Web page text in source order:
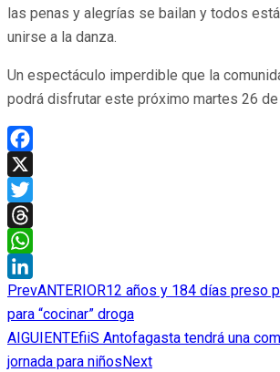
las penas y alegrías se bailan y todos
unirse a la danza.
Un espectáculo imperdible que la
podrá disfrutar este próximo martes 26
Facebook
X
Twitter
Threads
WhatsApp
LinkedIn
PrevANTERIOR12 años y 184 días preso
para “cocinar” droga
AIGUIENTEfiiS Antofagasta tendrá una
jornada para niños Next